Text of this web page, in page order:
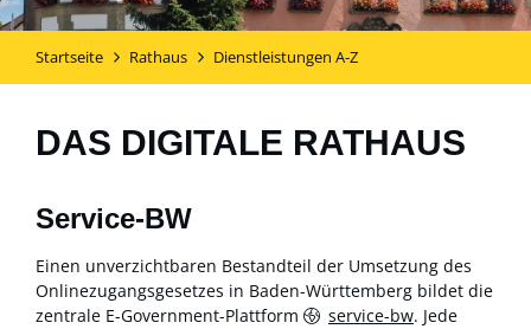
Startseite Rathaus Dienstleistungen A-Z
DAS DIGITALE RATHAUS
Service-BW
Einen unverzichtbaren Bestandteil der Umsetzung des
Onlinezugangsgesetzes in Baden-Württemberg bildet die
zentrale E-Government-Plattform
service-bw. Jede